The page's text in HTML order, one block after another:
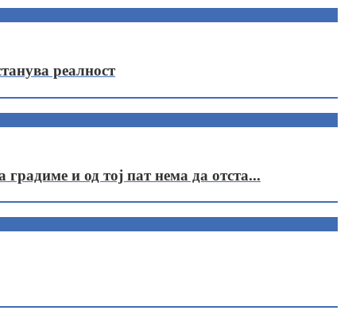
реалност
и од тој пат нема да отста...